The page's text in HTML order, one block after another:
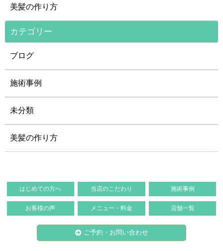
美髪の作り方
カテゴリー
ブログ
施術事例
未分類
美髪の作り方
はじめての方へ 当店のこだわり 施術事例
お客様の声 メニュー・料金 店舗一覧
ご予約・お問い合わせ